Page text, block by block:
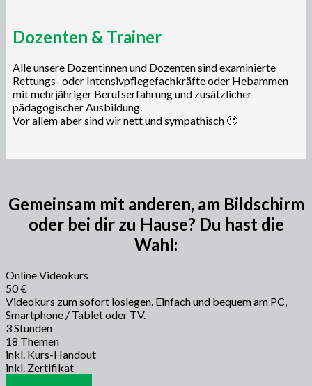
Dozenten & Trainer
Alle unsere Dozentinnen und Dozenten sind examinierte
Rettungs- oder Intensivpflegefachkräfte oder Hebammen
mit mehrjähriger Berufserfahrung und zusätzlicher
pädagogischer Ausbildung.
Vor allem aber sind wir nett und sympathisch 🙂
Gemeinsam mit anderen, am Bildschirm
oder bei dir zu Hause? Du hast die
Wahl:
Online Videokurs
50 €
Videokurs zum sofort loslegen. Einfach und bequem am PC,
Smartphone / Tablet oder TV.
3 Stunden
18 Themen
inkl. Kurs-Handout
inkl. Zertifikat